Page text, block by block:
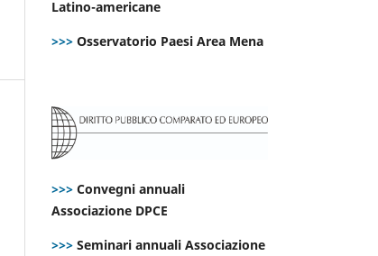
Latino-americane
>>> Osservatorio Paesi Area Mena
>>> Convegni annuali
Associazione DPCE
>>> Seminari annuali Associazione